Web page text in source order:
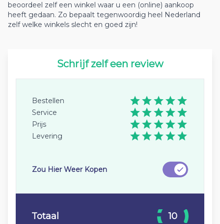
beoordeel zelf een winkel waar u een (online) aankoop
heeft gedaan. Zo bepaalt tegenwoordig heel Nederland
zelf welke winkels slecht en goed zijn!
Schrijf zelf een review
Bestellen
Service
Prijs
Levering
Zou Hier Weer Kopen
Totaal 10